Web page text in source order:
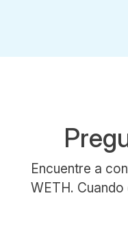
Encuentre a
WETH.